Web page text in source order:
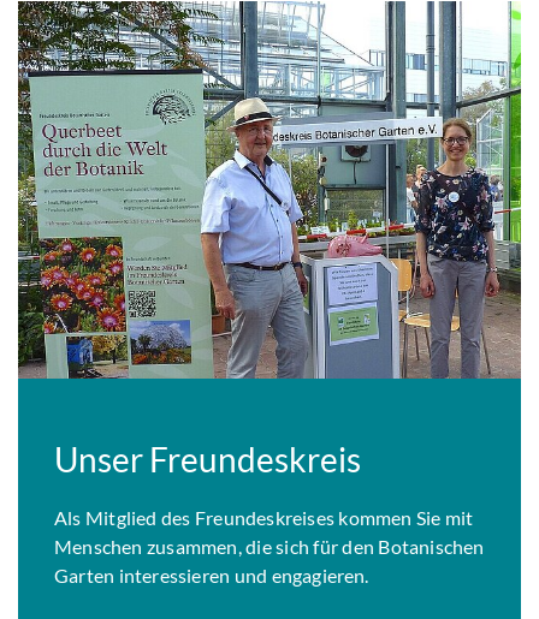
Unser Freundeskreis
Als Mitglied des Freundeskreises kommen Sie mit
Menschen zusammen, die sich für den Botanischen
Garten interessieren und engagieren.